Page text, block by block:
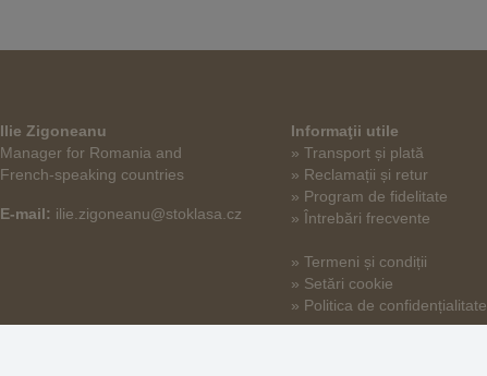
Ilie Zigoneanu
Manager for Romania and
French-speaking countries
E-mail: ilie.zigoneanu@stoklasa.cz
Informaţii utile
» Transport și plată
» Reclamații și retur
» Program de fidelitate
» Întrebări frecvente
» Termeni și condiții
» Setări cookie
» Politica de confidențialitate